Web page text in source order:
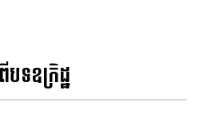
ទឧក្រិដ្ឋ